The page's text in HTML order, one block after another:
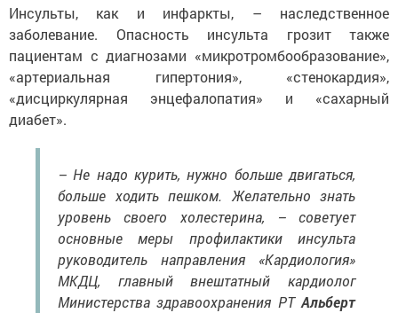
Инсульты, как и инфаркты, – наследственное
заболевание. Опасность инсульта грозит также
пациентам с диагнозами «микротромбообразование»,
«артериальная гипертония», «стенокардия»,
«дисциркулярная энцефалопатия» и «сахарный
диабет».
– Не надо курить, нужно больше двигаться,
больше ходить пешком. Желательно знать
уровень своего холестерина, – советует
основные меры профилактики инсульта
руководитель направления «Кардиология»
МКДЦ, главный внештатный кардиолог
Министерства здравоохранения РТ Альберт